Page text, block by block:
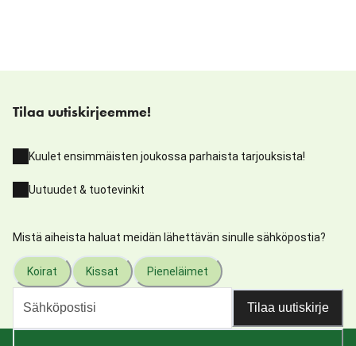
Tilaa uutiskirjeemme!
Kuulet ensimmäisten joukossa parhaista tarjouksista!
Uutuudet & tuotevinkit
Mistä aiheista haluat meidän lähettävän sinulle sähköpostia?
Koirat Kissat Pieneläimet
Tilaa uutiskirje